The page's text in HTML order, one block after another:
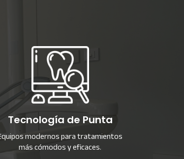
Tecnología de Punta
modernos para tratamientos
más cómodos y eficaces.